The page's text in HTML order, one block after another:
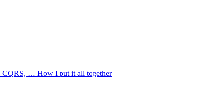
… How I put it all together